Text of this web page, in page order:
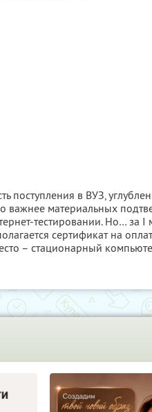
поступления в ВУЗ,
важнее материальных
тестировании. Но… за
сертификат на
– стационарный